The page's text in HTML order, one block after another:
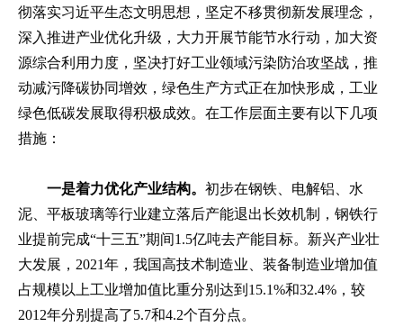
彻落实习近平生态文明思想，坚定不移贯彻新发展理念，
深入推进产业优化升级，大力开展节能节水行动，加大资
源综合利用力度，坚决打好工业领域污染防治攻坚战，推
动减污降碳协同增效，绿色生产方式正在加快形成，工业
绿色低碳发展取得积极成效。在工作层面主要有以下几项
措施：
一是着力优化产业结构。 初步在钢铁、电解铝、水
泥、平板玻璃等行业建立落后产能退出长效机制，钢铁行
业提前完成“十三五”期间1.5亿吨去产能目标。新兴产业壮
大发展，2021年，我国高技术制造业、装备制造业增加值
占规模以上工业增加值比重分别达到15.1%和32.4%，较
2012年分别提高了5.7和4.2个百分点。